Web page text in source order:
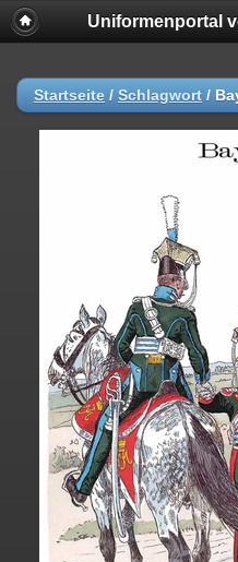
Uniformenportal
Startseite / Schlagwort /